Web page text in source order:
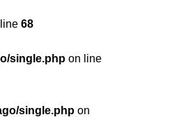
68
single.php on line
single.php on